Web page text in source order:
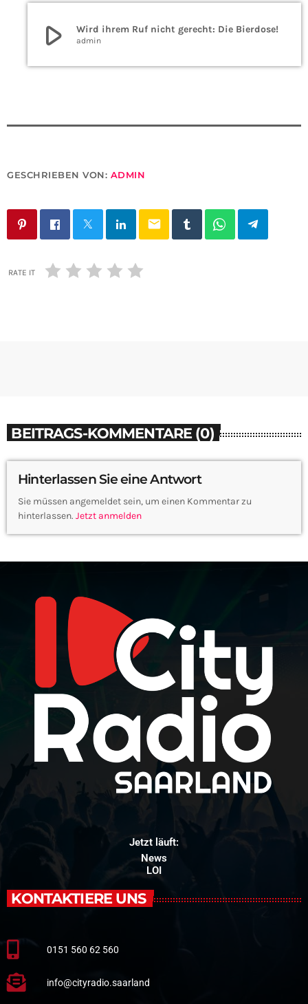
play_arrow Wird ihrem Ruf nicht gerecht: Die Bierdose!
admin
GESCHRIEBEN VON: ADMIN
email
RATE IT
BEITRAGS-KOMMENTARE (0)
Hinterlassen Sie eine Antwort
Sie müssen angemeldet sein, um einen Kommentar zu
hinterlassen. Jetzt anmelden
Jetzt läuft:
News
LOI
KONTAKTIERE UNS
0151 560 62 560
info@cityradio.saarland